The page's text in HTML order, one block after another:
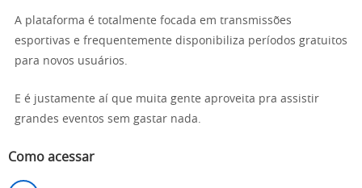
A plataforma é totalmente focada em transmissões
esportivas e frequentemente disponibiliza períodos gratuitos
para novos usuários.
E é justamente aí que muita gente aproveita pra assistir
grandes eventos sem gastar nada.
Como acessar